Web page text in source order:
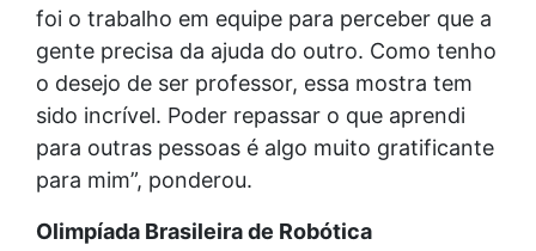
foi o trabalho em equipe para perceber que a
gente precisa da ajuda do outro. Como tenho
o desejo de ser professor, essa mostra tem
sido incrível. Poder repassar o que aprendi
para outras pessoas é algo muito gratificante
para mim”, ponderou.
Olimpíada Brasileira de Robótica